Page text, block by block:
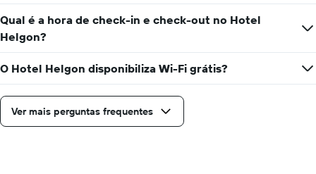
Qual é a hora de check-in e check-out no Hotel
Helgon?
O Hotel Helgon disponibiliza Wi-Fi grátis?
Ver mais perguntas frequentes